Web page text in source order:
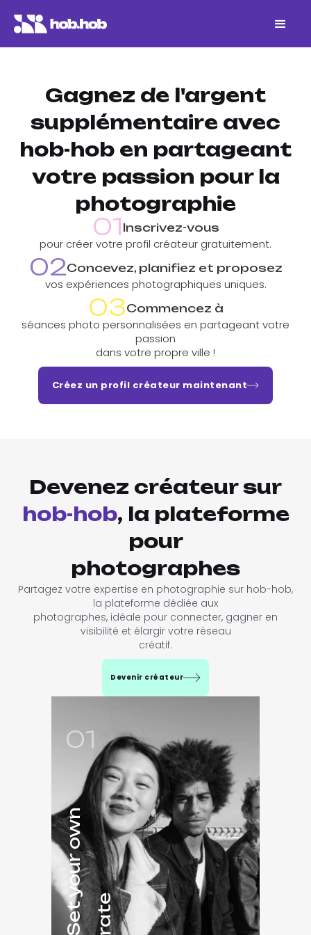
Gagnez de l'argent
supplémentaire avec
hob-hob en partageant
votre passion pour la
photographie
01 Inscrivez-vous
pour créer votre profil créateur gratuitement.
02Concevez, planifiez et proposez
vos expériences photographiques uniques.
03Commencez à
séances photo personnalisées en partageant votre
passion
dans votre propre ville !
Créez un profil créateur maintenant
Devenez créateur sur
hob-hob, la plateforme
pour
photographes
Partagez votre expertise en photographie sur hob-hob,
la plateforme dédiée aux
photographes, idéale pour connecter, gagner en
visibilité et élargir votre réseau
créatif.
Devenir créateur
01
Set your own rate